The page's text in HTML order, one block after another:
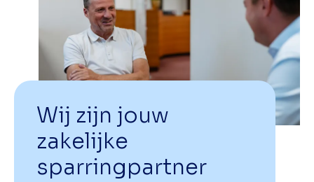
Wij zijn jouw
zakelijke
sparringpartner